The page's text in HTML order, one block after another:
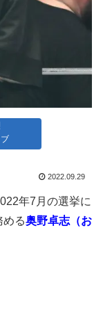
2022.09.29
年7月の選挙に
める奥野卓志（お